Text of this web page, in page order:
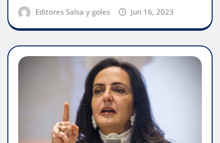
Editores Salsa y goles Jun 16, 2023